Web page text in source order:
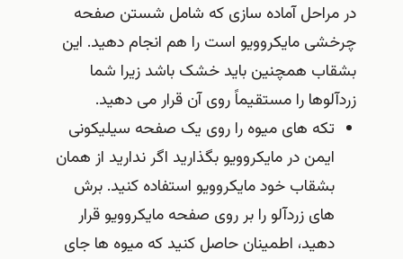
در مراحل آماده سازی که شامل شستن صفحه
چرخشی مایکروویو است را هم انجام دهید. این
بشقاب همچنین باید خشک باشد زیرا شما
زردآلوها را مستقیماً روی آن قرار می دهید.
تکه های میوه را روی یک صفحه سیلیکونی
ایمن در مایکروویو بگذارید اگر ندارید از همان
بشقاب خود مایکروویو استفاده کنید. برش
های زردآلو را بر روی صفحه مایکروویو قرار
دهید، اطمینان حاصل کنید که میوه ها جای